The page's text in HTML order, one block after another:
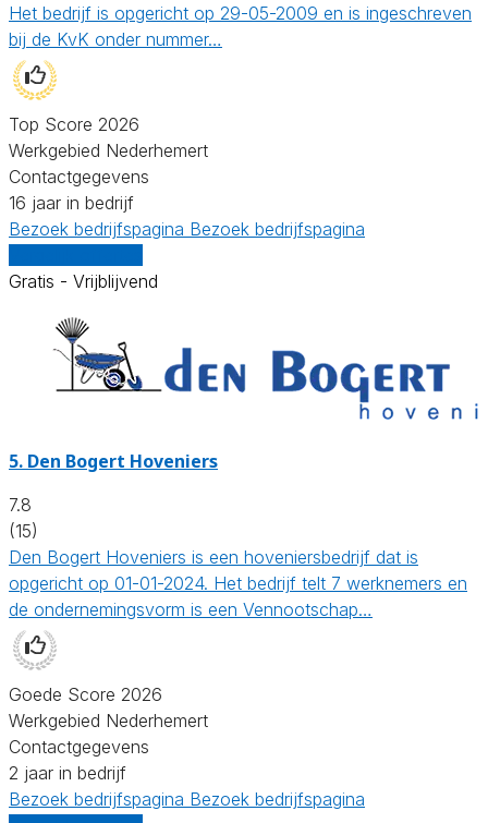
Het bedrijf is opgericht op 29-05-2009 en is ingeschreven
bij de KvK onder nummer…
Top Score 2026
Werkgebied Nederhemert
Contactgegevens
16 jaar in bedrijf
Bezoek bedrijfspagina Bezoek bedrijfspagina
Gratis - Vrijblijvend
5. Den Bogert Hoveniers
7.8
(15)
Den Bogert Hoveniers is een hoveniersbedrijf dat is
opgericht op 01-01-2024. Het bedrijf telt 7 werknemers en
de ondernemingsvorm is een Vennootschap…
Goede Score 2026
Werkgebied Nederhemert
Contactgegevens
2 jaar in bedrijf
Bezoek bedrijfspagina Bezoek bedrijfspagina